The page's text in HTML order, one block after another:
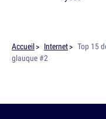
Accueil Internet
Top 15
glauque #2